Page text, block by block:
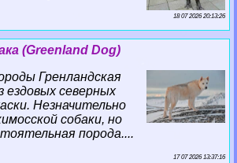
18 07 2026 20:13:26
(Greenland Dog)
Гренландская
ездовых северных
Незначительно
собаки, но
порода....
17 07 2026 13:37:16